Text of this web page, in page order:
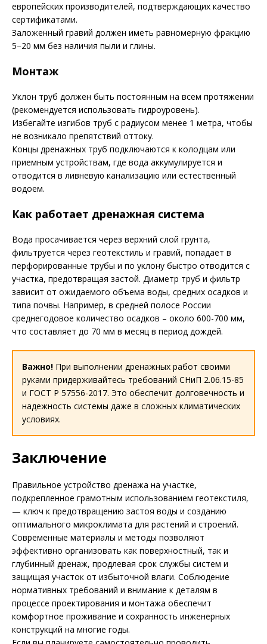
европейских производителей, подтверждающих качество
сертификатами.
Заложенный гравий должен иметь равномерную фракцию
5–20 мм без наличия пыли и глины.
Монтаж
Уклон труб должен быть постоянным на всем протяжении
(рекомендуется использовать гидроуровень).
Избегайте изгибов труб с радиусом менее 1 метра, чтобы
не возникало препятствий оттоку.
Концы дренажных труб подключаются к колодцам или
приемным устройствам, где вода аккумулируется и
отводится в ливневую канализацию или естественный
водоем.
Как работает дренажная система
Вода просачивается через верхний слой грунта,
фильтруется через геотекстиль и гравий, попадает в
перфорированные трубы и по уклону быстро отводится с
участка, предотвращая застой. Диаметр труб и фильтр
зависит от ожидаемого объема воды, средних осадков и
типа почвы. Например, в средней полосе России
среднегодовое количество осадков – около 600-700 мм,
что составляет до 70 мм в месяц в период дождей.
Важно! При выполнении дренажных работ своими
руками придерживайтесь требований СНиП 2.06.15-85
и ГОСТ Р 57556-2017. Это обеспечит долговечность и
надежность системы даже в сложных климатических
условиях.
Заключение
Правильное устройство дренажа на участке,
подкрепленное грамотным использованием геотекстиля,
— ключ к предотвращению застоя воды и созданию
оптимального микроклимата для растений и строений.
Современные материалы и методы позволяют
эффективно организовать как поверхностный, так и
глубинный дренаж, продлевая срок службы систем и
защищая участок от избыточной влаги. Соблюдение
нормативных требований и внимание к деталям в
процессе проектирования и монтажа обеспечит
комфортное проживание и сохранность инженерных
конструкций на многие годы.